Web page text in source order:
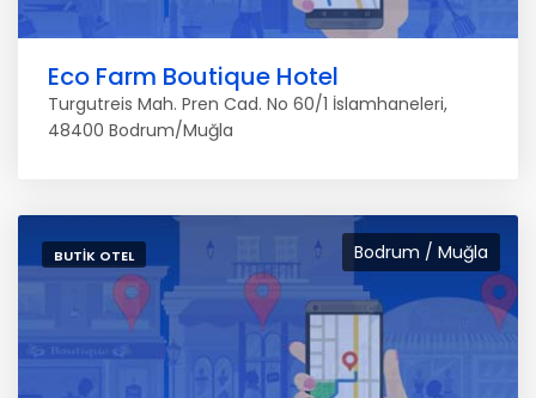
Eco Farm Boutique Hotel
Turgutreis Mah. Pren Cad. No 60/1 İslamhaneleri,
48400 Bodrum/Muğla
Bodrum / Muğla
BUTIK OTEL